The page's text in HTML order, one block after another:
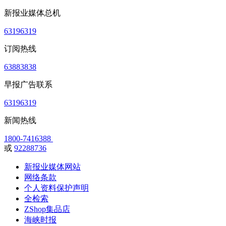
新报业媒体总机
63196319
订阅热线
63883838
早报广告联系
63196319
新闻热线
1800-7416388
或 92288736
新报业媒体网站
网络条款
个人资料保护声明
全检索
ZShop集品店
海峡时报